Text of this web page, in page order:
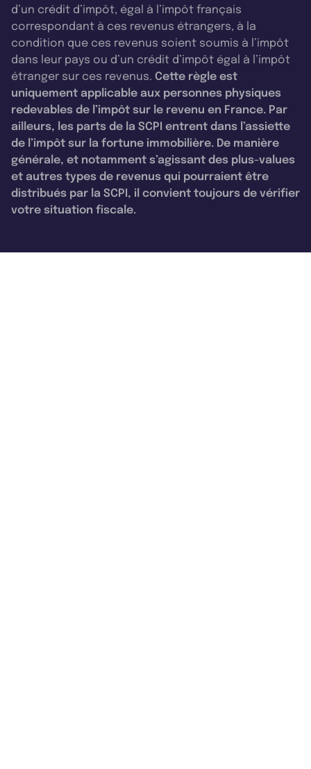
d’un crédit d’impôt, égal à l’impôt français
correspondant à ces revenus étrangers, à la
condition que ces revenus soient soumis à l’impôt
dans leur pays ou d’un crédit d’impôt égal à l’impôt
étranger sur ces revenus. Cette règle est
uniquement applicable aux personnes physiques
redevables de l’impôt sur le revenu en France. Par
ailleurs, les parts de la SCPI entrent dans l’assiette
de l’impôt sur la fortune immobilière. De manière
générale, et notamment s’agissant des plus-values
et autres types de revenus qui pourraient être
distribués par la SCPI, il convient toujours de vérifier
votre situation fiscale.